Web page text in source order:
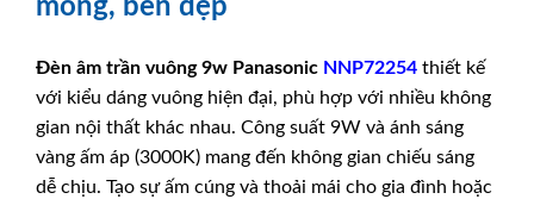
mỏng, bền đẹp
Đèn âm trần vuông 9w Panasonic NNP72254 thiết kế
với kiểu dáng vuông hiện đại, phù hợp với nhiều không
gian nội thất khác nhau. Công suất 9W và ánh sáng
vàng ấm áp (3000K) mang đến không gian chiếu sáng
dễ chịu. Tạo sự ấm cúng và thoải mái cho gia đình hoặc